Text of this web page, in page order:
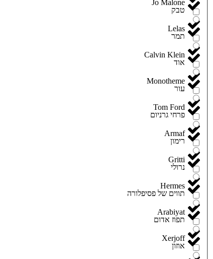
Jo Malone
Lelas
Calvin Klein
Monotheme
Tom Ford
Armaf
Gritti
Hermes
Arabiyat
Xerjoff
טבק
תמר
אוד
עור
פרחי גרניום
רימון
נרולי
תווים של פסיפלורה
תפוז אדום
אוזון